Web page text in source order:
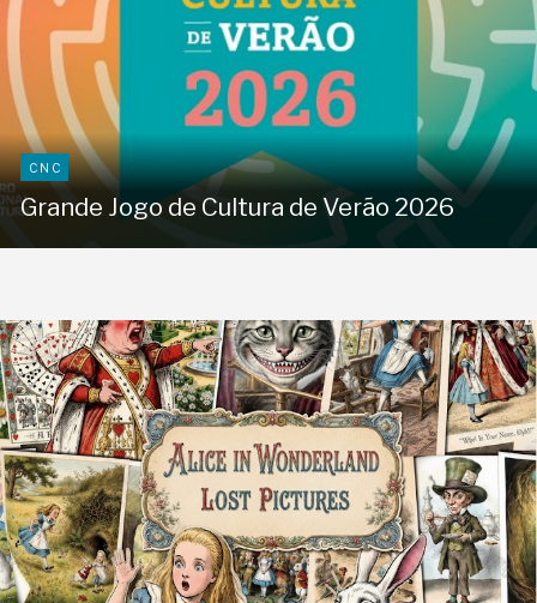
CNC
Grande Jogo de Cultura de Verão 2026